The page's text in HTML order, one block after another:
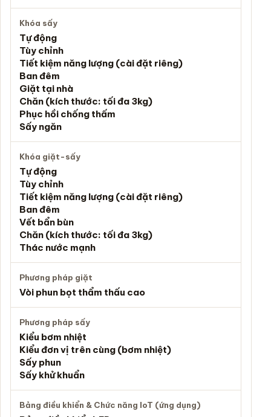
Khóa sấy
Tự động
Tùy chỉnh
Tiết kiệm năng lượng (cài đặt riêng)
Ban đêm
Giặt tại nhà
Chăn (kích thước: tối đa 3kg)
Phục hồi chống thấm
Sấy ngăn
Khóa giặt-sấy
Tự động
Tùy chỉnh
Tiết kiệm năng lượng (cài đặt riêng)
Ban đêm
Vết bẩn bùn
Chăn (kích thước: tối đa 3kg)
Thác nước mạnh
Phương pháp giặt
Vòi phun bọt thẩm thấu cao
Phương pháp sấy
Kiểu bơm nhiệt
Kiểu đơn vị trên cùng (bơm nhiệt)
Sấy phun
Sấy khử khuẩn
Bảng điều khiển & Chức năng IoT (ứng dụng)